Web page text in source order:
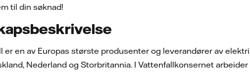
til din søknad!
er en av Europas største produsenter og leverandører av
Nederland og Storbritannia. I Vattenfallkonsernet